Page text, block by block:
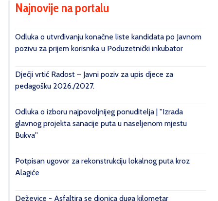
Najnovije na portalu
Odluka o utvrđivanju konačne liste kandidata po Javnom
pozivu za prijem korisnika u Poduzetnički inkubator
Dječji vrtić Radost – Javni poziv za upis djece za
pedagošku 2026./2027.
Odluka o izboru najpovoljnijeg ponuditelja | ''Izrada
glavnog projekta sanacije puta u naseljenom mjestu
Bukva''
Potpisan ugovor za rekonstrukciju lokalnog puta kroz
Alagiće
Deževice - Asfaltira se dionica duga kilometar